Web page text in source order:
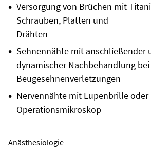
Anästhesiologie
Versorgung von Brüchen mit
Schrauben, Platten und
Drähten
Sehnennähte mit anschließender
dynamischer Nachbehandlung bei
Beugesehnenverletzungen
Nervennähte mit Lupenbrille oder
Operationsmikroskop